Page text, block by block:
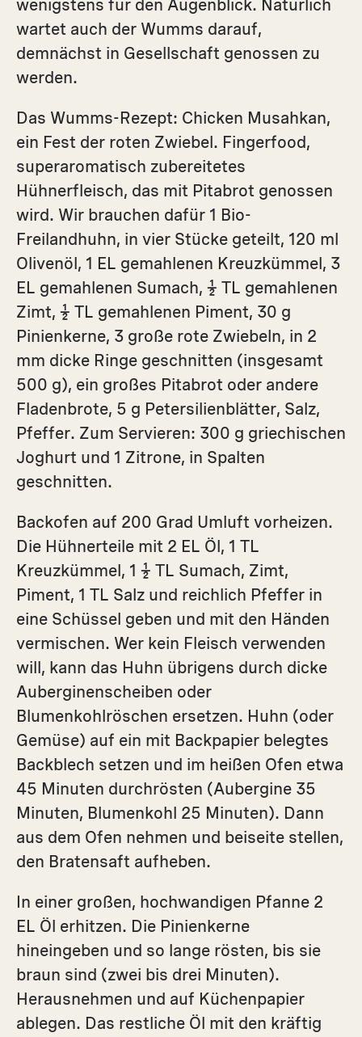
wenigstens für den Augenblick. Natürlich
wartet auch der Wumms darauf,
demnächst in Gesellschaft genossen zu
werden.
Das Wumms-Rezept: Chicken Musahkan,
ein Fest der roten Zwiebel. Fingerfood,
superaromatisch zubereitetes
Hühnerfleisch, das mit Pitabrot genossen
wird. Wir brauchen dafür 1 Bio-
Freilandhuhn, in vier Stücke geteilt, 120 ml
Olivenöl, 1 EL gemahlenen Kreuzkümmel, 3
EL gemahlenen Sumach, ½ TL gemahlenen
Zimt, ½ TL gemahlenen Piment, 30 g
Pinienkerne, 3 große rote Zwiebeln, in 2
mm dicke Ringe geschnitten (insgesamt
500 g), ein großes Pitabrot oder andere
Fladenbrote, 5 g Petersilienblätter, Salz,
Pfeffer. Zum Servieren: 300 g griechischen
Joghurt und 1 Zitrone, in Spalten
geschnitten.
Backofen auf 200 Grad Umluft vorheizen.
Die Hühnerteile mit 2 EL Öl, 1 TL
Kreuzkümmel, 1 ½ TL Sumach, Zimt,
Piment, 1 TL Salz und reichlich Pfeffer in
eine Schüssel geben und mit den Händen
vermischen. Wer kein Fleisch verwenden
will, kann das Huhn übrigens durch dicke
Auberginenscheiben oder
Blumenkohlröschen ersetzen. Huhn (oder
Gemüse) auf ein mit Backpapier belegtes
Backblech setzen und im heißen Ofen etwa
45 Minuten durchrösten (Aubergine 35
Minuten, Blumenkohl 25 Minuten). Dann
aus dem Ofen nehmen und beiseite stellen,
den Bratensaft aufheben.
In einer großen, hochwandigen Pfanne 2
EL Öl erhitzen. Die Pinienkerne
hineingeben und so lange rösten, bis sie
braun sind (zwei bis drei Minuten).
Herausnehmen und auf Küchenpapier
ablegen. Das restliche Öl mit den kräftig